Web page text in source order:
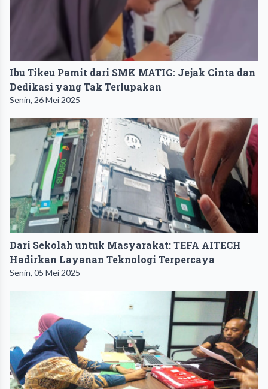
Ibu Tikeu Pamit dari SMK MATIG: Jejak Cinta dan
Dedikasi yang Tak Terlupakan
Senin, 26 Mei 2025
Dari Sekolah untuk Masyarakat: TEFA AITECH
Hadirkan Layanan Teknologi Terpercaya
Senin, 05 Mei 2025